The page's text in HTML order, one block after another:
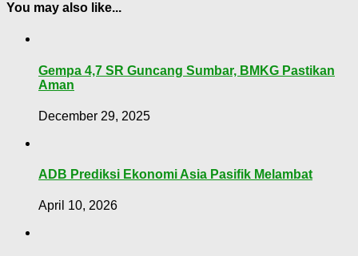
You may also like...
Gempa 4,7 SR Guncang Sumbar, BMKG Pastikan
Aman
December 29, 2025
ADB Prediksi Ekonomi Asia Pasifik Melambat
April 10, 2026